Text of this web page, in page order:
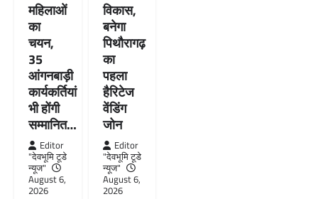
महिलाओं
का
चयन,
35
आंगनबाड़ी
कार्यकर्तियां
भी होंगी
सम्मानित…
Editor
"देवभूमि टूडे
न्यूज"
August 6,
2026
विकास,
बनेगा
पिथौरागढ़
का
पहला
हैरिटेज
वेंडिंग
जोन
Editor
"देवभूमि टूडे
न्यूज"
August 6,
2026